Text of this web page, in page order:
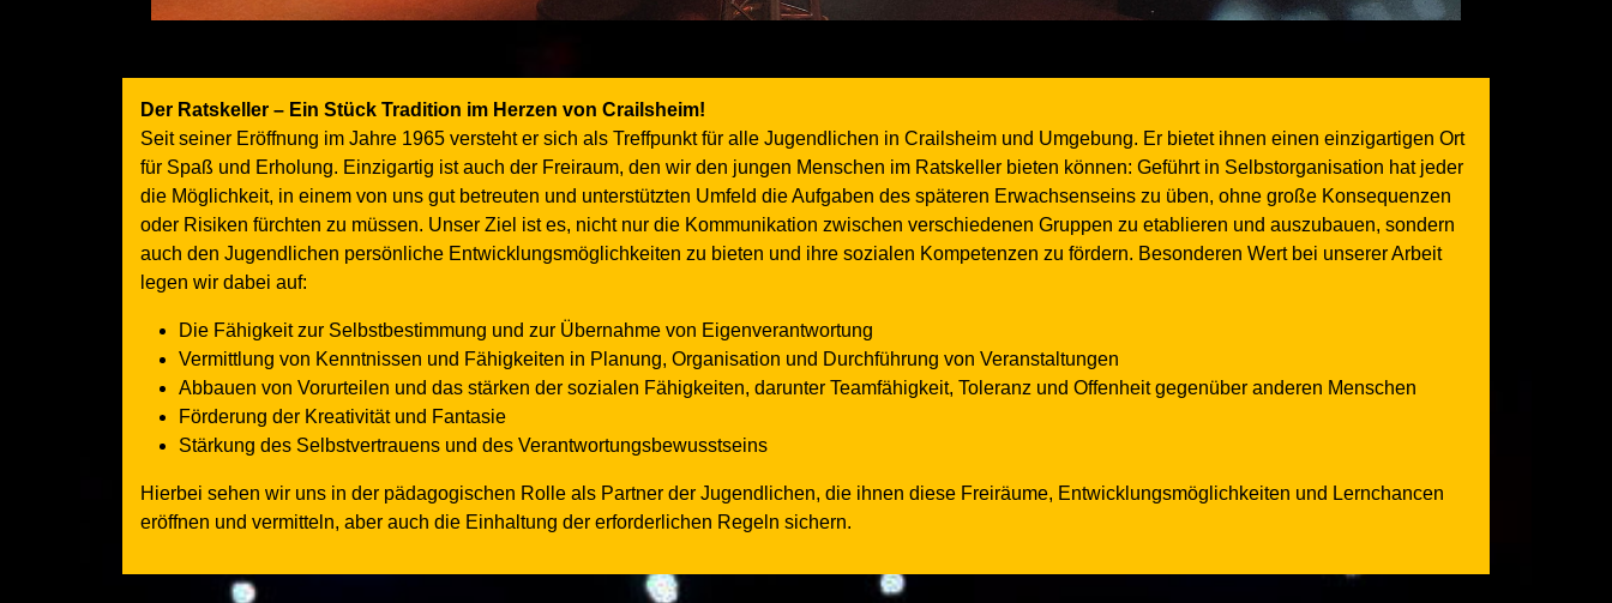
Der Ratskeller – Ein Stück Tradition im Herzen von Crailsheim!
Seit seiner Eröffnung im Jahre 1965 versteht er sich als Treffpunkt für alle Jugendlichen in Crailsheim und Umgebung. Er bietet ihnen einen einzigartigen Ort
für Spaß und Erholung. Einzigartig ist auch der Freiraum, den wir den jungen Menschen im Ratskeller bieten können: Geführt in Selbstorganisation hat jeder
die Möglichkeit, in einem von uns gut betreuten und unterstützten Umfeld die Aufgaben des späteren Erwachsenseins zu üben, ohne große Konsequenzen
oder Risiken fürchten zu müssen. Unser Ziel ist es, nicht nur die Kommunikation zwischen verschiedenen Gruppen zu etablieren und auszubauen, sondern
auch den Jugendlichen persönliche Entwicklungsmöglichkeiten zu bieten und ihre sozialen Kompetenzen zu fördern. Besonderen Wert bei unserer Arbeit
legen wir dabei auf:
Die Fähigkeit zur Selbstbestimmung und zur Übernahme von Eigenverantwortung
Vermittlung von Kenntnissen und Fähigkeiten in Planung, Organisation und Durchführung von Veranstaltungen
Abbauen von Vorurteilen und das stärken der sozialen Fähigkeiten, darunter Teamfähigkeit, Toleranz und Offenheit gegenüber anderen Menschen
Förderung der Kreativität und Fantasie
Stärkung des Selbstvertrauens und des Verantwortungsbewusstseins
Hierbei sehen wir uns in der pädagogischen Rolle als Partner der Jugendlichen, die ihnen diese Freiräume, Entwicklungsmöglichkeiten und Lernchancen
eröffnen und vermitteln, aber auch die Einhaltung der erforderlichen Regeln sichern.